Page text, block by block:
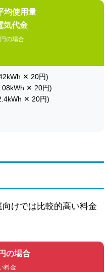
均使用量
気代金
の場合
✕ 20円)
✕ 20円)
✕ 20円)
けでは比較的高い料金
の場合
料金